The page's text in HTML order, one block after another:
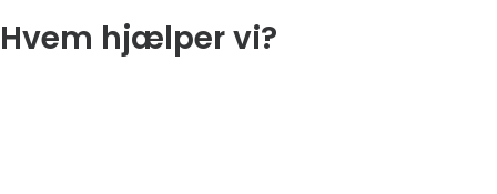
Hvem hjælper vi?